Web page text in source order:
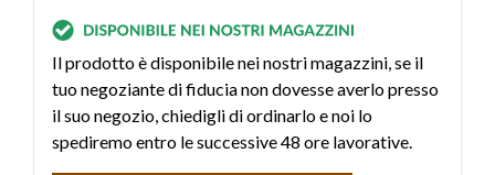
Il prodotto è disponibile nei nostri magazzini, se il
tuo negoziante di fiducia non dovesse averlo presso
il suo negozio, chiedigli di ordinarlo e noi lo
spediremo entro le successive 48 ore lavorative.